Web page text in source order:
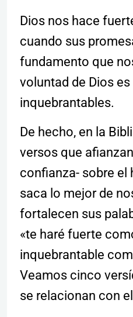
Dios nos hace
cuando sus
fundamento que
voluntad de Dios
inquebrantables.
De hecho, en la
versos que
confianza- sobre el
saca lo mejor de
fortalecen sus
«te haré fuerte
inquebrantable
Veamos cinco
se relacionan con